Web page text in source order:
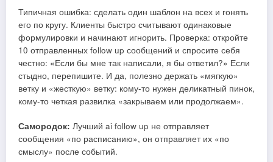
Типичная ошибка: сделать один шаблон на всех и гонять
его по кругу. Клиенты быстро считывают одинаковые
формулировки и начинают игнорить. Проверка: откройте
10 отправленных follow up сообщений и спросите себя
честно: «Если бы мне так написали, я бы ответил?» Если
стыдно, перепишите. И да, полезно держать «мягкую»
ветку и «жесткую» ветку: кому-то нужен деликатный пинок,
кому-то четкая развилка «закрываем или продолжаем».
Самородок: Лучший ai follow up не отправляет
сообщения «по расписанию», он отправляет их «по
смыслу» после событий.